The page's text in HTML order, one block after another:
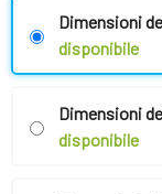
Dimensioni
disponibile
Dimensioni
disponibile